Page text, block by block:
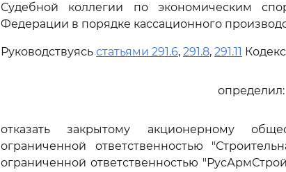
Судебной коллегии по экономическим
Федерации в порядке кассационного
Руководствуясь статьями 291.6, 291.8, 291.11
определил:
отказать закрытому акционерному
ограниченной ответственностью
ограниченной ответственностью